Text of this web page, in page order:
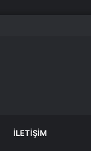
İLETIŞIM